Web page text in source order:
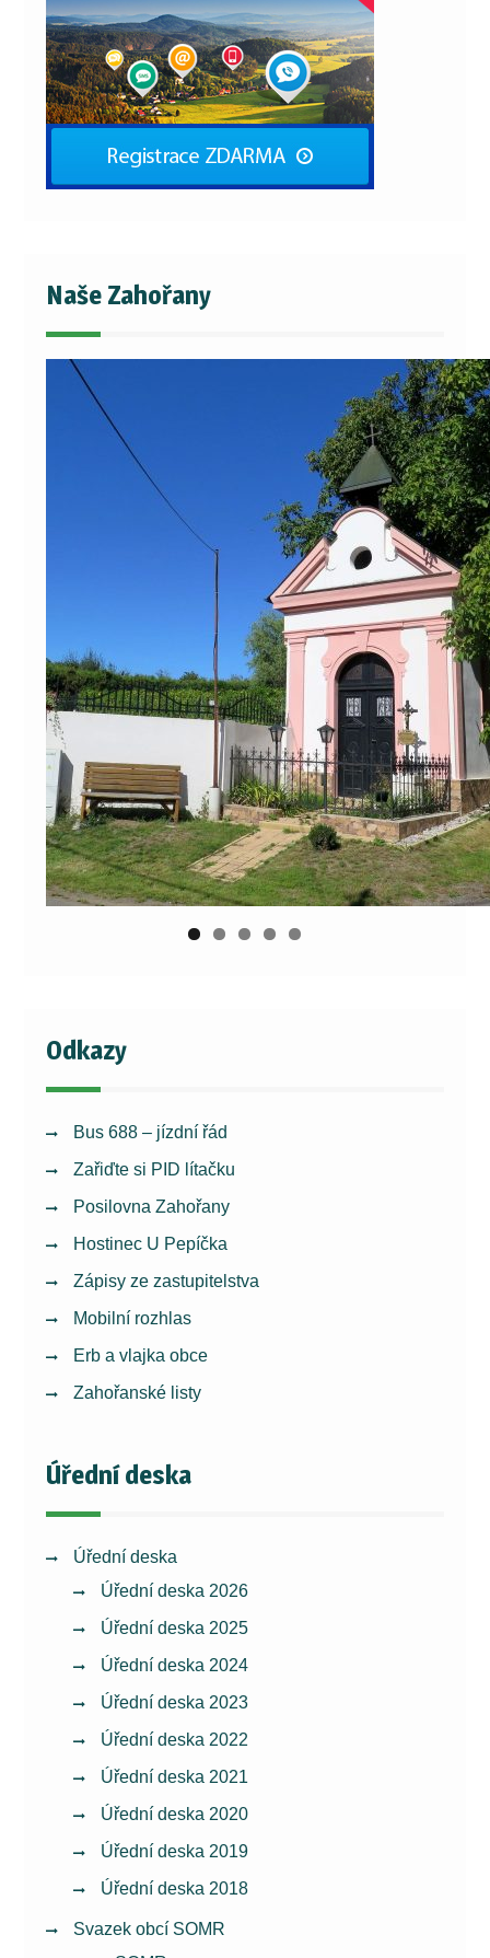
Naše Zahořany
Odkazy
Bus 688 – jízdní řád
Zařiďte si PID lítačku
Posilovna Zahořany
Hostinec U Pepíčka
Zápisy ze zastupitelstva
Mobilní rozhlas
Erb a vlajka obce
Zahořanské listy
Úřední deska
Úřední deska
Úřední deska 2026
Úřední deska 2025
Úřední deska 2024
Úřední deska 2023
Úřední deska 2022
Úřední deska 2021
Úřední deska 2020
Úřední deska 2019
Úřední deska 2018
Svazek obcí SOMR